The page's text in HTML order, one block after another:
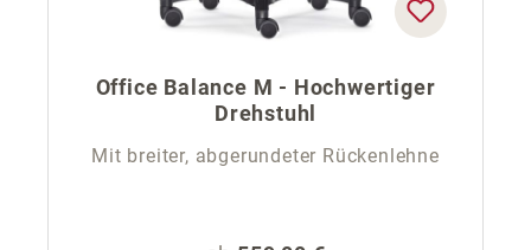
Office Balance M - Hochwertiger
Drehstuhl
Mit breiter, abgerundeter Rückenlehne